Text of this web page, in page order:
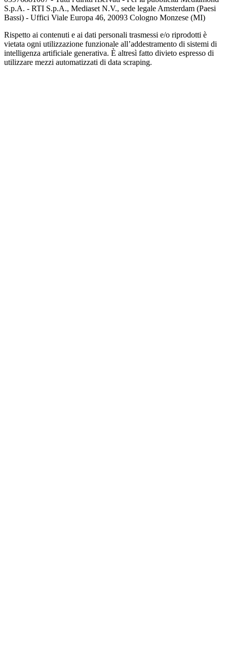
S.p.A. - RTI S.p.A., Mediaset N.V., sede legale Amsterdam (Paesi
Bassi) - Uffici Viale Europa 46, 20093 Cologno Monzese (MI)
Rispetto ai contenuti e ai dati personali trasmessi e/o riprodotti è
vietata ogni utilizzazione funzionale all’addestramento di sistemi di
intelligenza artificiale generativa. È altresì fatto divieto espresso di
utilizzare mezzi automatizzati di data scraping.